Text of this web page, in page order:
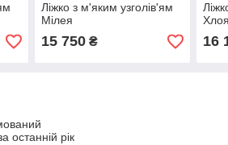
Ліжко з м'яким узголів'ям
Мілея
15 750₴ 16
останній рік